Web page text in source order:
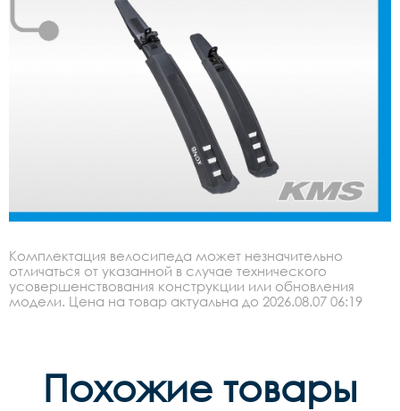
Комплектация велосипеда может незначительно
отличаться от указанной в случае технического
усовершенствования конструкции или обновления
модели. Цена на товар актуальна до 2026.08.07 06:19
Похожие товары